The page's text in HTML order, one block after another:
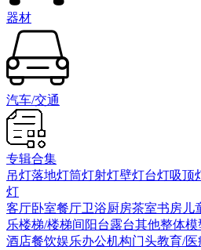
器材
汽车/交通
专辑合集
吊灯落地灯筒灯射灯壁灯台灯吸顶
灯
客厅卧室餐厅卫浴厨房茶室书房 儿
乐楼梯/楼梯间 阳台露台其他整体模
酒店餐饮娱乐办公机构门头教育/医